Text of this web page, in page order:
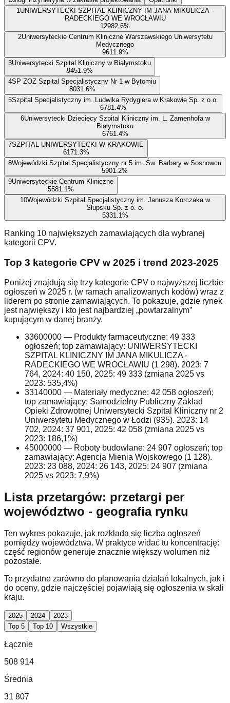
1UNIWERSYTECKI SZPITAL KLINICZNY IM JANA MIKULICZA -
RADECKIEGO WE WROCŁAWIU
12982.6%
2Uniwersyteckie Centrum Kliniczne Warszawskiego Uniwersytetu
Medycznego
9611.9%
3Uniwersytecki Szpital Kliniczny w Białymstoku
9451.9%
4SP ZOZ Szpital Specjalistyczny Nr 1 w Bytomiu
8031.6%
5Szpital Specjalistyczny im. Ludwika Rydygiera w Krakowie Sp. z o.o.
6781.4%
6Uniwersytecki Dziecięcy Szpital Kliniczny im. L. Zamenhofa w
Białymstoku
6761.4%
7SZPITAL UNIWERSYTECKI W KRAKOWIE
6171.3%
8Wojewódzki Szpital Specjalistyczny nr 5 im. Św. Barbary w Sosnowcu
5901.2%
9Uniwersyteckie Centrum Kliniczne
5581.1%
10Wojewódzki Szpital Specjalistyczny im. Janusza Korczaka w
Słupsku Sp. z o. o.
5331.1%
Ranking 10 największych zamawiających dla wybranej
kategorii CPV.
Top 3 kategorie CPV w 2025 i trend 2023-2025
Poniżej znajdują się trzy kategorie CPV o najwyższej liczbie
ogłoszeń w 2025 r. (w ramach analizowanych kodów) wraz z
liderem po stronie zamawiających. To pokazuje, gdzie rynek
jest największy i kto jest najbardziej „powtarzalnym”
kupującym w danej branży.
33600000 — Produkty farmaceutyczne: 49 333
ogłoszeń; top zamawiający: UNIWERSYTECKI
SZPITAL KLINICZNY IM JANA MIKULICZA -
RADECKIEGO WE WROCŁAWIU (1 298). 2023: 7
764, 2024: 40 150, 2025: 49 333 (zmiana 2025 vs
2023: 535,4%)
33140000 — Materiały medyczne: 42 058 ogłoszeń;
top zamawiający: Samodzielny Publiczny Zakład
Opieki Zdrowotnej Uniwersytecki Szpital Kliniczny nr 2
Uniwersytetu Medycznego w Łodzi (935). 2023: 14
702, 2024: 37 901, 2025: 42 058 (zmiana 2025 vs
2023: 186,1%)
45000000 — Roboty budowlane: 24 907 ogłoszeń; top
zamawiający: Agencja Mienia Wojskowego (1 128).
2023: 23 088, 2024: 26 143, 2025: 24 907 (zmiana
2025 vs 2023: 7,9%)
Lista przetargów: przetargi per
województwo - geografia rynku
Ten wykres pokazuje, jak rozkłada się liczba ogłoszeń
pomiędzy województwa. W praktyce widać tu koncentrację:
część regionów generuje znacznie większy wolumen niż
pozostałe.
To przydatne zarówno do planowania działań lokalnych, jak i
do oceny, gdzie najczęściej pojawiają się ogłoszenia w skali
kraju.
2025 2024
2023
Top 5
Top 10 Wszystkie
Łącznie
508 914
Średnia
31 807